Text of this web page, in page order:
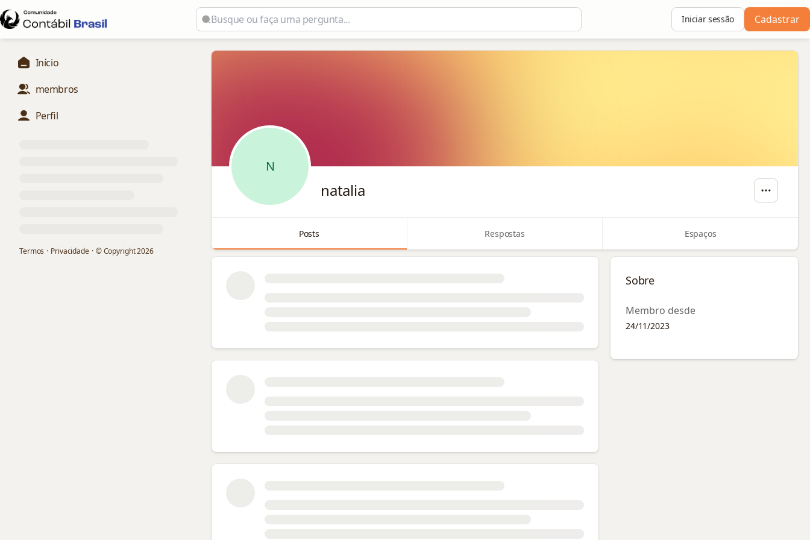
Cadastrar
Iniciar sessão
Início
membros
Perfil
Termos · Privacidade · © Copyright2026
N
natalia
Posts Respostas Espaços
Sobre
Membro desde
24/11/2023